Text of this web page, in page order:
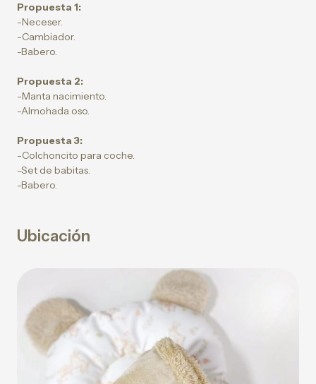
Propuesta 1:
-Neceser.
-Cambiador.
-Babero.
Propuesta 2:
-Manta nacimiento.
-Almohada oso.
Propuesta 3:
-Colchoncito para coche.
-Set de babitas.
-Babero.
Ubicación